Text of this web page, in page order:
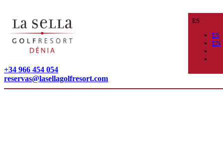
ES
ES
EN
+34 966 454 054
reservas@lasellagolfresort.com